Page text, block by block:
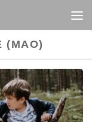
(MAO)